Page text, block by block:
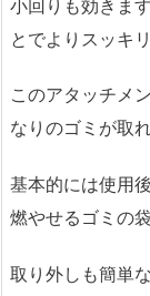
小回りも効きま
とでよりスッキ
このアタッチメ
なりのゴミが取
基本的には使用
燃やせるゴミの
取り外しも簡単